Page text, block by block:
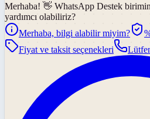
Merhaba! 👋 WhatsApp Destek
yardımcı olabiliriz?
Merhaba, bilgi alabilir miyim?
Fiyat ve taksit seçenekleri